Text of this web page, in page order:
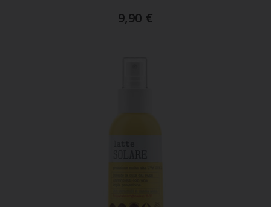
9,90 €